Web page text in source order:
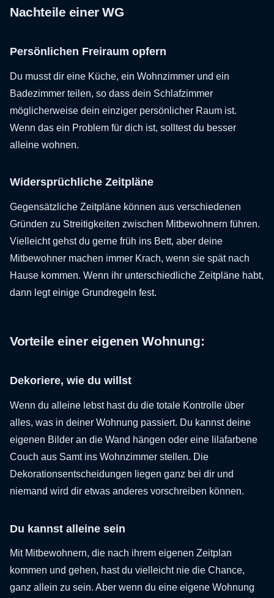
Nachteile einer WG
Persönlichen Freiraum opfern
Du musst dir eine Küche, ein Wohnzimmer und ein
Badezimmer teilen, so dass dein Schlafzimmer
möglicherweise dein einziger persönlicher Raum ist.
Wenn das ein Problem für dich ist, solltest du besser
alleine wohnen.
Widersprüchliche Zeitpläne
Gegensätzliche Zeitpläne können aus verschiedenen
Gründen zu Streitigkeiten zwischen Mitbewohnern führen.
Vielleicht gehst du gerne früh ins Bett, aber deine
Mitbewohner machen immer Krach, wenn sie spät nach
Hause kommen. Wenn ihr unterschiedliche Zeitpläne habt,
dann legt einige Grundregeln fest.
Vorteile einer eigenen Wohnung:
Dekoriere, wie du willst
Wenn du alleine lebst hast du die totale Kontrolle über
alles, was in deiner Wohnung passiert. Du kannst deine
eigenen Bilder an die Wand hängen oder eine lilafarbene
Couch aus Samt ins Wohnzimmer stellen. Die
Dekorationsentscheidungen liegen ganz bei dir und
niemand wird dir etwas anderes vorschreiben können.
Du kannst alleine sein
Mit Mitbewohnern, die nach ihrem eigenen Zeitplan
kommen und gehen, hast du vielleicht nie die Chance,
ganz allein zu sein. Aber wenn du eine eigene Wohnung